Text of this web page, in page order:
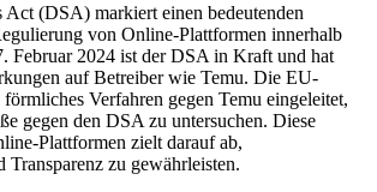
(DSA) markiert einen bedeutenden
von Online-Plattformen innerhalb
Februar 2024 ist der DSA in Kraft und hat
auf Betreiber wie Temu. Die EU-
Verfahren gegen Temu eingeleitet,
gegen den DSA zu untersuchen. Diese
Plattformen zielt darauf ab,
Transparenz zu gewährleisten.